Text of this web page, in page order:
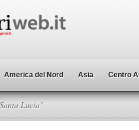
America del Nord Asia Centro
Lucia"